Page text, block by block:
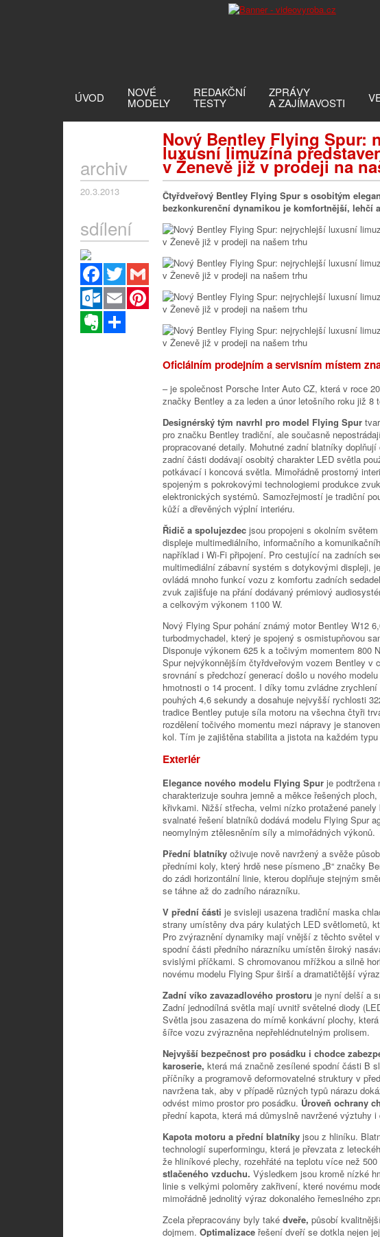
ÚVOD NOVÉ
MODELY
REDAKČNÍ
TESTY
ZPRÁVY
A ZAJÍMAVOSTI
Nový Bentley Flying Spur:
luxusní limuzína
v Ženevě již v prodeji na
archiv
20.3.2013
sdílení
Facebook
Twitter
Gmail
Outlook.com
Email
Pinterest
Evernote
Čtyřdveřový Bentley Flying Spur s osobitým
bezkonkurenční dynamikou je komfortnější, lehčí
Oficiálním prodejním a servisním místem
– je společnost Porsche Inter Auto CZ, která v roce
značky Bentley a za leden a únor letošního roku již 8
Designérský tým navrhl pro model Flying Spur
pro značku Bentley tradiční, ale současně
propracované detaily. Mohutné zadní blatníky
zadní části dodávají osobitý charakter LED světla
potkávací i koncová světla. Mimořádně prostorný
spojeným s pokrokovými technologiemi produkce
elektronických systémů. Samozřejmostí je tradiční
kůží a dřevěných výplní interiéru.
Řidič a spolujezdec jsou propojeni s okolním
displeje multimediálního, informačního a
například i Wi-Fi připojení. Pro cestující na zadních
multimediální zábavní systém s dotykovými displeji,
ovládá mnoho funkcí vozu z komfortu zadních
zvuk zajišťuje na přání dodávaný prémiový
a celkovým výkonem 1100 W.
Nový Flying Spur pohání známý motor Bentley W12
turbodmychadel, který je spojený s osmistupňovou
Disponuje výkonem 625 k a točivým momentem 800
Spur nejvýkonnějším čtyřdveřovým vozem Bentley v
srovnání s předchozí generací došlo u nového
hmotnosti o 14 procent. I díky tomu zvládne
pouhých 4,6 sekundy a dosahuje nejvyšší rychlosti
tradice Bentley putuje síla motoru na všechna čtyři
rozdělení točivého momentu mezi nápravy je
kol. Tím je zajištěna stabilita a jistota na každém
Exteriér
Elegance nového modelu Flying Spur je
charakterizuje souhra jemně a měkce řešených
křivkami. Nižší střecha, velmi nízko protažené
svalnaté řešení blatníků dodává modelu Flying Spur
neomylným ztělesněním síly a mimořádných výkonů.
Přední blatníky oživuje nově navržený a svěže
předními koly, který hrdě nese písmeno „B“ značky
do zádi horizontální linie, kterou doplňuje stejným
se táhne až do zadního nárazníku.
V přední části je svisleji usazena tradiční maska
strany umístěny dva páry kulatých LED světlometů,
Pro zvýraznění dynamiky mají vnější z těchto světel
spodní části předního nárazníku umístěn široký
svislými příčkami. S chromovanou mřížkou a silně
novému modelu Flying Spur širší a dramatičtější
Zadní víko zavazadlového prostoru je nyní delší a
Zadní jednodílná světla mají uvnitř světelné diody
Světla jsou zasazena do mírně konkávní plochy,
šířce vozu zvýrazněna nepřehlédnutelným prolisem.
Nejvyšší bezpečnost pro posádku i chodce
karoserie, která má značně zesílené spodní části B
příčníky a programově deformovatelné struktury v
navržena tak, aby v případě různých typů nárazu
odvést mimo prostor pro posádku. Úroveň ochrany
přední kapota, která má důmyslně navržené výztuhy
Kapota motoru a přední blatníky jsou z hliníku.
technologií superformingu, která je převzata z
že hliníkové plechy, rozehřáté na teplotu více než 500
stlačeného vzduchu. Výsledkem jsou kromě nízké
linie s velkými poloměry zakřivení, které novému
mimořádně jednolitý výraz dokonalého řemeslného
Zcela přepracovány byly také dveře, působí
dojmem. Optimalizace řešení dveří se dotkla nejen